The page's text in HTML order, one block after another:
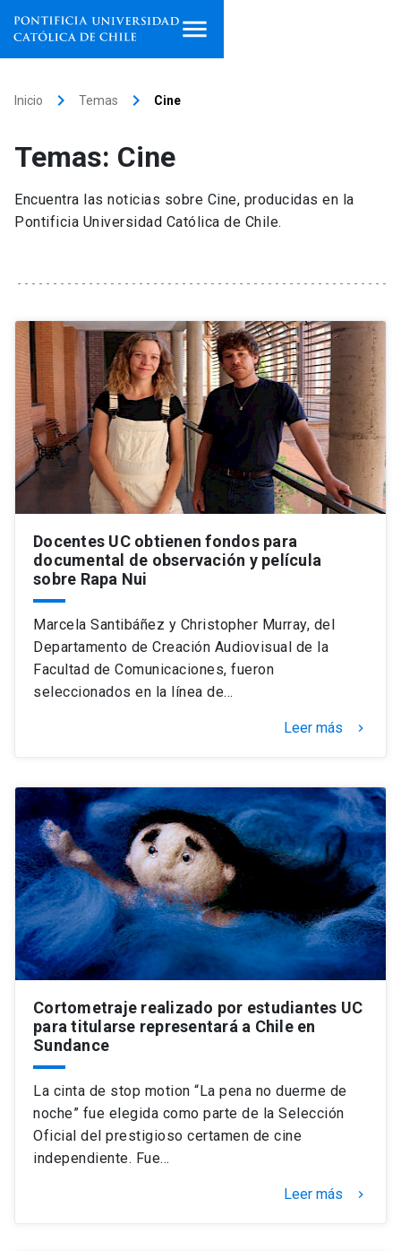
Facultades, escuelas e
institutos
Internacionalización launch
Extensión
Vinculación
Universidad
Información para keyboard_arrow_down
Futuros estudiantes
Estudiantes
Alumni launch
Go to english site launch
ACCESOS DIRECTOS
Admisión launch
Mi Cuenta UC launch
Correo UC launch
Donaciones launch
Inicio keyboard_arrow_right Temas keyboard_arrow_right Cine
Temas: Cine
Encuentra las noticias sobre Cine, producidas en la
Pontificia Universidad Católica de Chile.
Docentes UC obtienen fondos para
documental de observación y película
sobre Rapa Nui
Marcela Santibáñez y Christopher Murray, del
Departamento de Creación Audiovisual de la
Facultad de Comunicaciones, fueron
seleccionados en la línea de…
Leer más keyboard_arrow_right
Cortometraje realizado por estudiantes UC
para titularse representará a Chile en
Sundance
La cinta de stop motion “La pena no duerme de
noche” fue elegida como parte de la Selección
Oficial del prestigioso certamen de cine
independiente. Fue…
Leer más keyboard_arrow_right